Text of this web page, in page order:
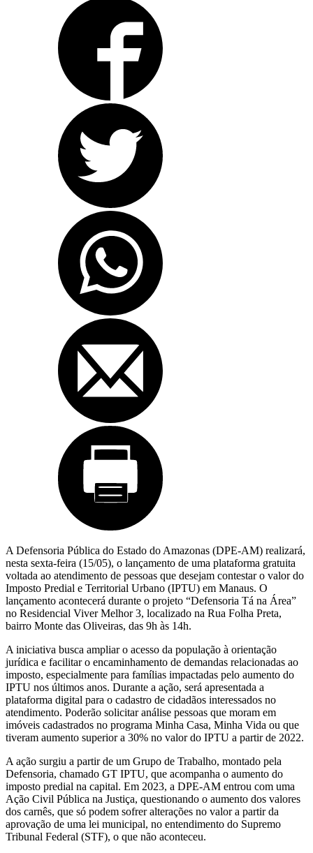
A Defensoria Pública do Estado do Amazonas (DPE-AM) realizará,
nesta sexta-feira (15/05), o lançamento de uma plataforma gratuita
voltada ao atendimento de pessoas que desejam contestar o valor do
Imposto Predial e Territorial Urbano (IPTU) em Manaus. O
lançamento acontecerá durante o projeto “Defensoria Tá na Área”
no Residencial Viver Melhor 3, localizado na Rua Folha Preta,
bairro Monte das Oliveiras, das 9h às 14h.
A iniciativa busca ampliar o acesso da população à orientação
jurídica e facilitar o encaminhamento de demandas relacionadas ao
imposto, especialmente para famílias impactadas pelo aumento do
IPTU nos últimos anos. Durante a ação, será apresentada a
plataforma digital para o cadastro de cidadãos interessados no
atendimento. Poderão solicitar análise pessoas que moram em
imóveis cadastrados no programa Minha Casa, Minha Vida ou que
tiveram aumento superior a 30% no valor do IPTU a partir de 2022.
A ação surgiu a partir de um Grupo de Trabalho, montado pela
Defensoria, chamado GT IPTU, que acompanha o aumento do
imposto predial na capital. Em 2023, a DPE-AM entrou com uma
Ação Civil Pública na Justiça, questionando o aumento dos valores
dos carnês, que só podem sofrer alterações no valor a partir da
aprovação de uma lei municipal, no entendimento do Supremo
Tribunal Federal (STF), o que não aconteceu.